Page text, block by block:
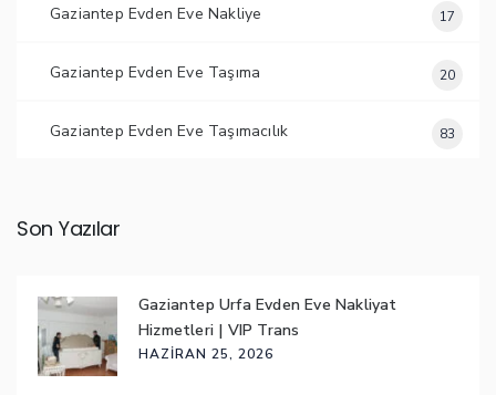
Gaziantep Evden Eve Nakliye 17
Gaziantep Evden Eve Taşıma 20
Gaziantep Evden Eve Taşımacılık 83
Son Yazılar
Gaziantep Urfa Evden Eve Nakliyat
Hizmetleri | VIP Trans
HAZIRAN 25, 2026